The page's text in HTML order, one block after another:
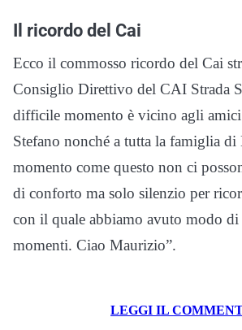
Il ricordo del Cai
Ecco il commosso ricordo del Cai
Consiglio Direttivo del CAI Strada
difficile momento è vicino agli
Stefano nonché a tutta la famiglia
momento come questo non ci
di conforto ma solo silenzio per
con il quale abbiamo avuto modo di
momenti. Ciao Maurizio”.
LEGGI IL